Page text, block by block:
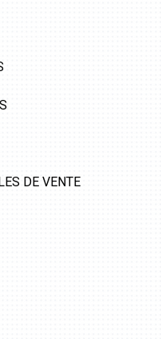
DE VENTE